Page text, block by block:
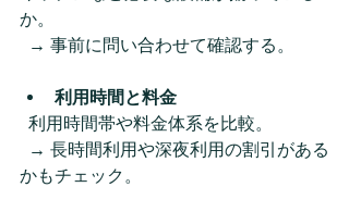
か。
  → 事前に問い合わせて確認する。
利用時間と料金
  利用時間帯や料金体系を比較。
かもチェック。